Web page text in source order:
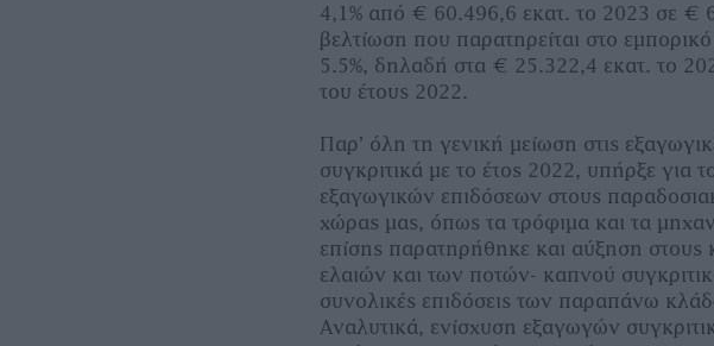
4,1% από € 60.496,6 εκατ. το 2023 σε €
βελτίωση που παρατηρείται στο
5.5%, δηλαδή στα € 25.322,4 εκατ. το
του έτους 2022.
Παρ’ όλη τη γενική μείωση στις
συγκριτικά με το έτος 2022, υπήρξε για
εξαγωγικών επιδόσεων στους
χώρας μας, όπως τα τρόφιμα και τα
επίσης παρατηρήθηκε και αύξηση
ελαιών και των ποτών- καπνού συγκριτικά
συνολικές επιδόσεις των παραπάνω
Αναλυτικά, ενίσχυση εξαγωγών